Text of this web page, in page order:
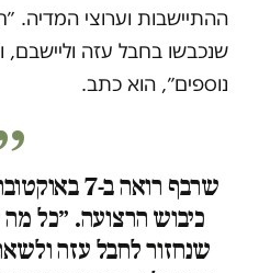
ההתיישבות וערוצי המדיה.
שנכבשו בחבל עזה וליישבם,
נוספים״, הוא כתב.
שרבף רואה
כיבוש הרצועה. ״כל
שנחזור לחבל עזה